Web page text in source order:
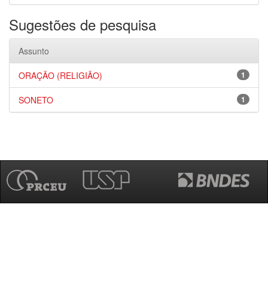
Sugestões de pesquisa
Assunto
1
ORAÇÃO (RELIGIÃO)
1
SONETO